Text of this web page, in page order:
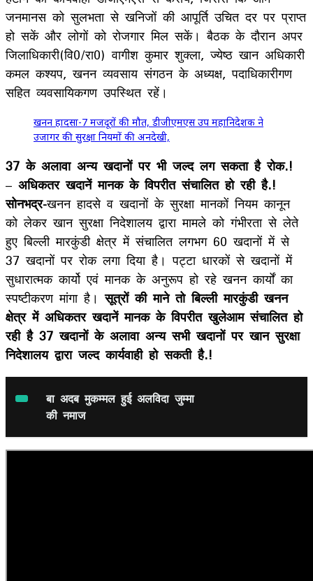
जनमानस को सुलभता से खनिजों की आपूर्ति उचित दर पर प्राप्त
हो सकें और लोगों को रोजगार मिल सकें। बैठक के दौरान अपर
जिलाधिकारी(वि0/रा0) वागीश कुमार शुक्ला, ज्येष्ठ खान अधिकारी
कमल कश्यप, खनन व्यवसाय संगठन के अध्यक्ष, पदाधिकारीगण
सहित व्यवसायिकगण उपस्थित रहें।
खनन हादसा-7 मजदूरों की मौत, डीजीएमएस उप महानिदेशक ने
उजागर की सुरक्षा नियमों की अनदेखी,
37 के अलावा अन्य खदानों पर भी जल्द लग सकता है रोक.!
– अधिकतर खदानें मानक के विपरीत संचालित हो रही है.!
सोनभद्र-खनन हादसे व खदानों के सुरक्षा मानकों नियम कानून
को लेकर खान सुरक्षा निदेशालय द्वारा मामले को गंभीरता से लेते
हुए बिल्ली मारकुंडी क्षेत्र में संचालित लगभग 60 खदानों में से
37 खदानों पर रोक लगा दिया है। पट्टा धारकों से खदानों में
सुधारात्मक कार्यो एवं मानक के अनुरूप हो रहे खनन कार्यों का
स्पष्टीकरण मांगा है। सूत्रों की माने तो बिल्ली मारकुंडी खनन
क्षेत्र में अधिकतर खदानें मानक के विपरीत खुलेआम संचालित हो
रही है 37 खदानों के अलावा अन्य सभी खदानों पर खान सुरक्षा
निदेशालय द्वारा जल्द कार्यवाही हो सकती है.!
बा अदब मुकम्मल हुई अलविदा जुम्मा
की नमाज